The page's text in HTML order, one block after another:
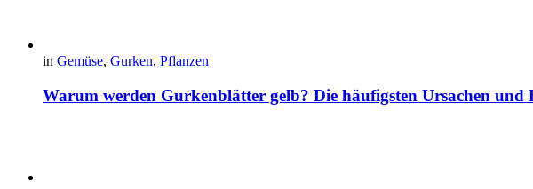
in Gemüse, Gurken, Pflanzen
Warum werden Gurkenblätter gelb? Die häufigsten Ursachen und